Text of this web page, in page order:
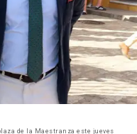
de la Maestranza este jueves